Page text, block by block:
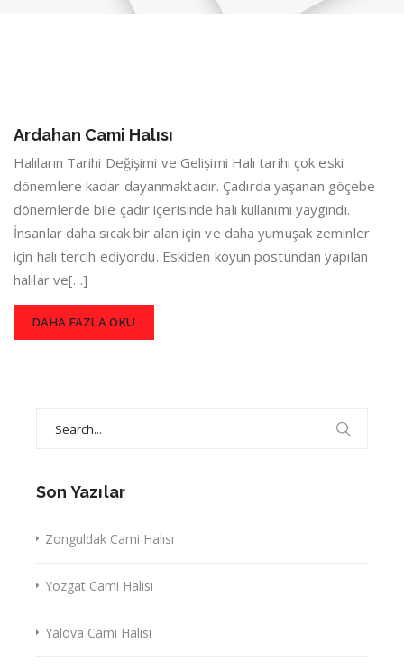
Ardahan Cami Halısı
Halıların Tarihi Değişimi ve Gelişimi Halı tarihi çok eski
dönemlere kadar dayanmaktadır. Çadırda yaşanan göçebe
dönemlerde bile çadır içerisinde halı kullanımı yaygındı.
İnsanlar daha sıcak bir alan için ve daha yumuşak zeminler
için halı tercih ediyordu. Eskiden koyun postundan yapılan
halılar ve[…]
DAHA FAZLA OKU
Son Yazılar
Zonguldak Cami Halısı
Yozgat Cami Halısı
Yalova Cami Halısı